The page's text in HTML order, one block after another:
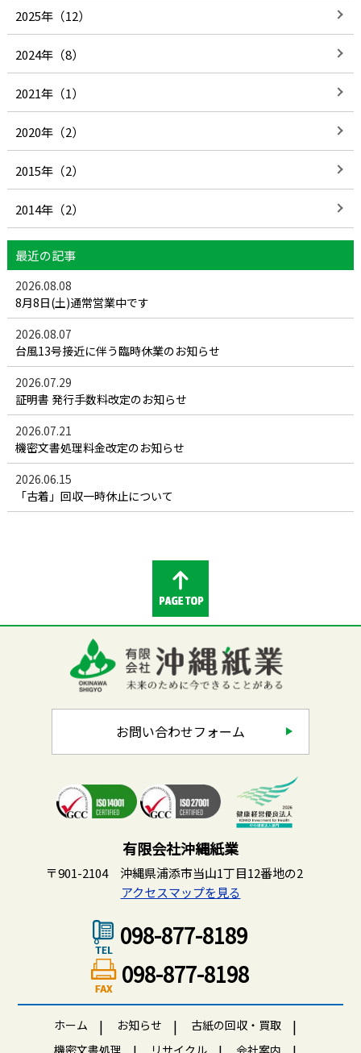
2025年（12）
2024年（8）
2021年（1）
2020年（2）
2015年（2）
2014年（2）
最近の記事
2026.08.08
8月8日(土)通常営業中です
2026.08.07
台風13号接近に伴う臨時休業のお知らせ
2026.07.29
証明書 発行手数料改定のお知らせ
2026.07.21
機密文書処理料金改定のお知らせ
2026.06.15
「古着」回収一時休止について
お問い合わせフォーム
有限会社沖縄紙業
〒901-2104 沖縄県浦添市当山1丁目12番地の2
アクセスマップを見る
098-877-8189
098-877-8198
ホーム お知らせ
古紙の回収・買取
機密文書処理
リサイクル 会社案内